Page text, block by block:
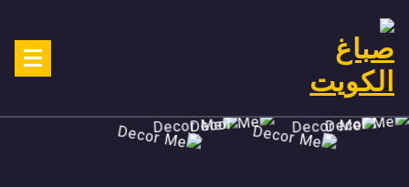
content
شاطر ورخيص تنفيذ احدث الديكورات الاحترافية اتصل الان